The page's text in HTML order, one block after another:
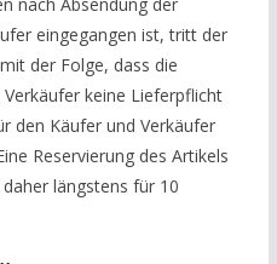
eingegangen ist, tritt der
der Folge, dass die
keine Lieferpflicht
den Käufer und Verkäufer
Reservierung des Artikels
längstens für 10